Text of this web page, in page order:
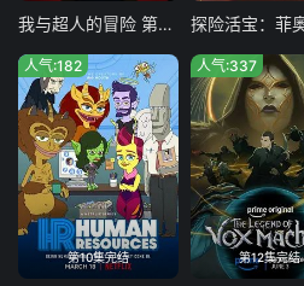
我与超人的冒险 第三季
第10集完结
人气:182
第12集完结
人气:337